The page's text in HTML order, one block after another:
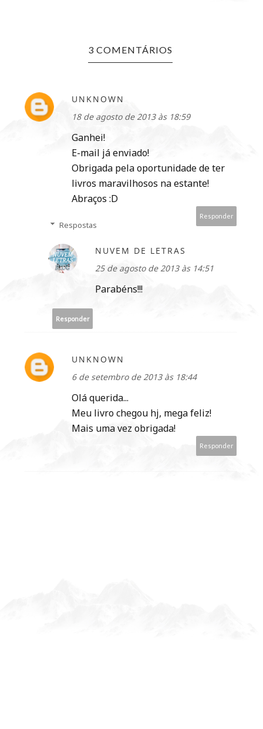
3 COMENTÁRIOS
UNKNOWN
18 de agosto de 2013 às 18:59
Ganhei!
E-mail já enviado!
Obrigada pela oportunidade de ter
livros maravilhosos na estante!
Abraços :D
Responder
Respostas
NUVEM DE LETRAS
25 de agosto de 2013 às 14:51
Parabéns!!!
Responder
UNKNOWN
6 de setembro de 2013 às 18:44
Olá querida...
Meu livro chegou hj, mega feliz!
Mais uma vez obrigada!
Responder